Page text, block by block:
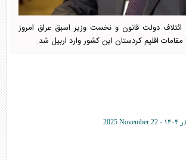
دولت قانون و نخست وزیر اسبق عراق امروز
مقامات اقلیم کردستان این کشور وارد اربیل شد.
2025 November 22